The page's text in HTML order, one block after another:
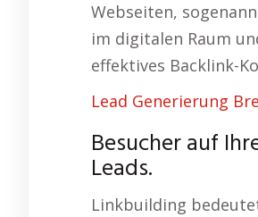
Webseiten,
im digitalen Raum
effektives Backlink-
Lead Generierung
Besucher auf
Leads.
Linkbuilding